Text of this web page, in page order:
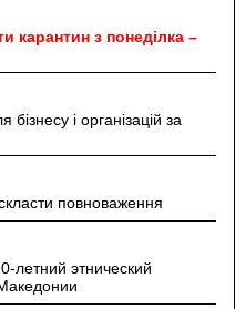
карантин з понеділка –
і організацій за
повноваження
летний этнический